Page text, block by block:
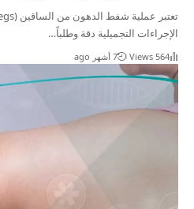
الإجراءات التجميلية دقة وطلباً…
564 Views 7 أشهر ago